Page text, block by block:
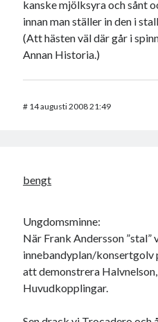
kanske mjölksyra och sånt
innan man ställer in den i
(Att hästen väl där går i
Annan Historia.)
# 14 augusti 2008 21:49
bengt
Ungdomsminne:
När Frank Andersson ”stal”
innebandyplan/konsertgolv
att demonstrera
Huvudkopplingar.